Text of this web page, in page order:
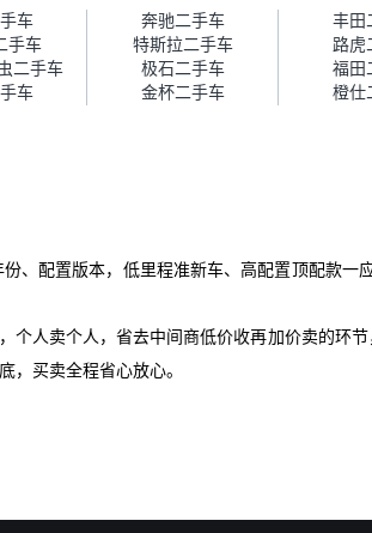
障。”
车 奔驰二手车 丰田
手车 特斯拉二手车 路虎
二手车 极石二手车 福田
车 金杯二手车 橙仕
、配置版本，低里程准新车、高配置顶配款一
个人卖个人，省去中间商低价收再加价卖的环
，买卖全程省心放心。